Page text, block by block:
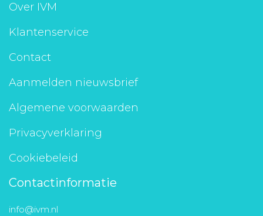
Over IVM
Klantenservice
Contact
Aanmelden nieuwsbrief
Algemene voorwaarden
Privacyverklaring
Cookiebeleid
Contactinformatie
info@ivm.nl